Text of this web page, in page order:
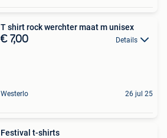
T shirt rock werchter maat m unisex
€ 7,00 Details
Westerlo 26 jul 25
Festival t-shirts